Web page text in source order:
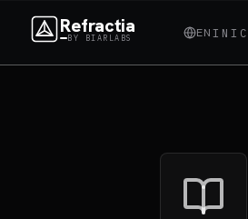
Refractia
BY BIARLABS EN